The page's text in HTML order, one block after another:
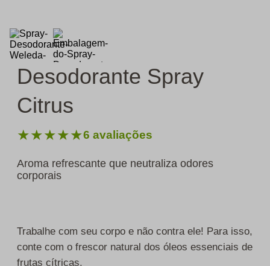
Desodorante Spray
Citrus
★★★★★6 avaliações
Aroma refrescante que neutraliza odores
corporais
Trabalhe com seu corpo e não contra ele! Para isso,
conte com o frescor natural dos óleos essenciais de
frutas cítricas.